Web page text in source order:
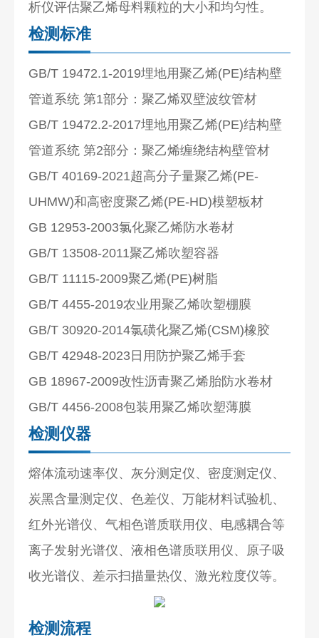
析仪评估聚乙烯母料颗粒的大小和均匀性。
检测标准
GB/T 19472.1-2019埋地用聚乙烯(PE)结构壁
管道系统 第1部分：聚乙烯双壁波纹管材
GB/T 19472.2-2017埋地用聚乙烯(PE)结构壁
管道系统 第2部分：聚乙烯缠绕结构壁管材
GB/T 40169-2021超高分子量聚乙烯(PE-
UHMW)和高密度聚乙烯(PE-HD)模塑板材
GB 12953-2003氯化聚乙烯防水卷材
GB/T 13508-2011聚乙烯吹塑容器
GB/T 11115-2009聚乙烯(PE)树脂
GB/T 4455-2019农业用聚乙烯吹塑棚膜
GB/T 30920-2014氯磺化聚乙烯(CSM)橡胶
GB/T 42948-2023日用防护聚乙烯手套
GB 18967-2009改性沥青聚乙烯胎防水卷材
GB/T 4456-2008包装用聚乙烯吹塑薄膜
检测仪器
熔体流动速率仪、灰分测定仪、密度测定仪、
炭黑含量测定仪、色差仪、万能材料试验机、
红外光谱仪、气相色谱质联用仪、电感耦合等
离子发射光谱仪、液相色谱质联用仪、原子吸
收光谱仪、差示扫描量热仪、激光粒度仪等。
检测流程